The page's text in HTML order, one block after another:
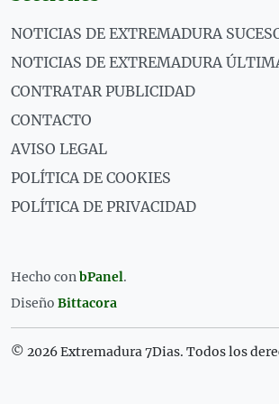
NOTICIAS DE EXTREMADURA
NOTICIAS DE EXTREMADURA
CONTRATAR PUBLICIDAD
CONTACTO
AVISO LEGAL
POLÍTICA DE COOKIES
POLÍTICA DE PRIVACIDAD
Hecho conbPanel.
Diseño Bittacora
© 2026 Extremadura 7Dias. Todos los